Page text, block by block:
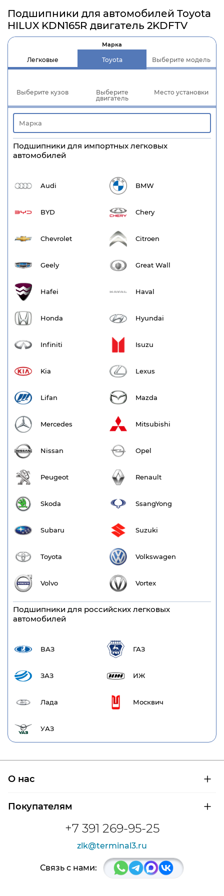
Подшипники для автомобилей Toyota
HILUX KDN165R двигатель 2KDFTV
Легковые
Марка
Toyota Выберите модель
Выберите кузов
Выберите
двигатель
Место установки
Подшипники для импортных легковых
автомобилей
Audi BMW
BYD Chery
Chevrolet Citroen
Geely Great Wall
Hafei Haval
Honda Hyundai
Infiniti Isuzu
Kia Lexus
Lifan Mazda
Mercedes Mitsubishi
Nissan Opel
Peugeot Renault
Skoda SsangYong
Subaru Suzuki
Toyota Volkswagen
Volvo Vortex
Подшипники для российских легковых
автомобилей
ВАЗ ГАЗ
ЗАЗ ИЖ
Лада Москвич
УАЗ
+7 391 269-95-25
zlk@terminal3.ru
О нас
Сертификаты на продукцию
Покупателям
Доставка и оплата
Расшифровка маркировки подшипников
Связь с нами: